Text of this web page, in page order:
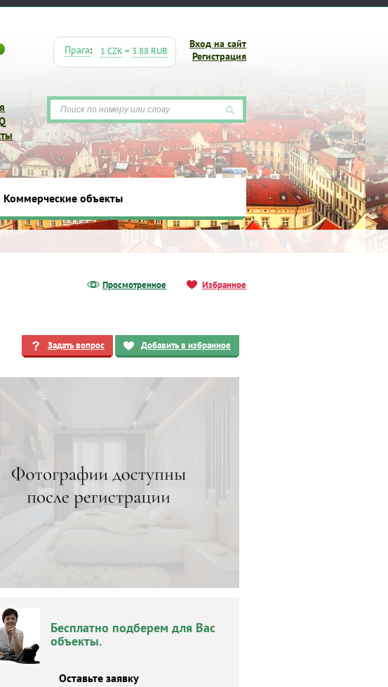
Вход на сайт
Регистрация
Прага: 1 CZK= 3.88 RUB
объекты
Коммерческие объекты
Просмотренное Избранное
Задать вопрос Добавить в избранное
Бесплатно подберем для Вас
объекты.
Оставьте заявку